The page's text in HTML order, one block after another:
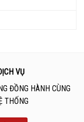
VỤ
ĐỒNG HÀNH CÙNG
THỐNG